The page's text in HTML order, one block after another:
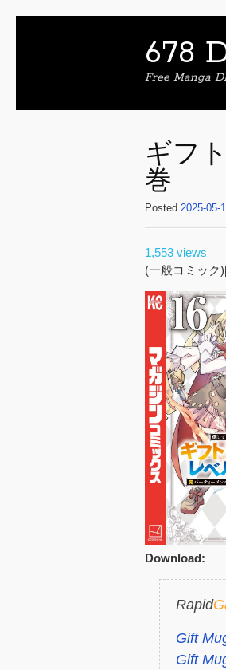
678
Free Manga
ギフ
巻
Posted 2025-05-
1,553 views
(一般コミック
Download:
Rapid
Gift
Gift